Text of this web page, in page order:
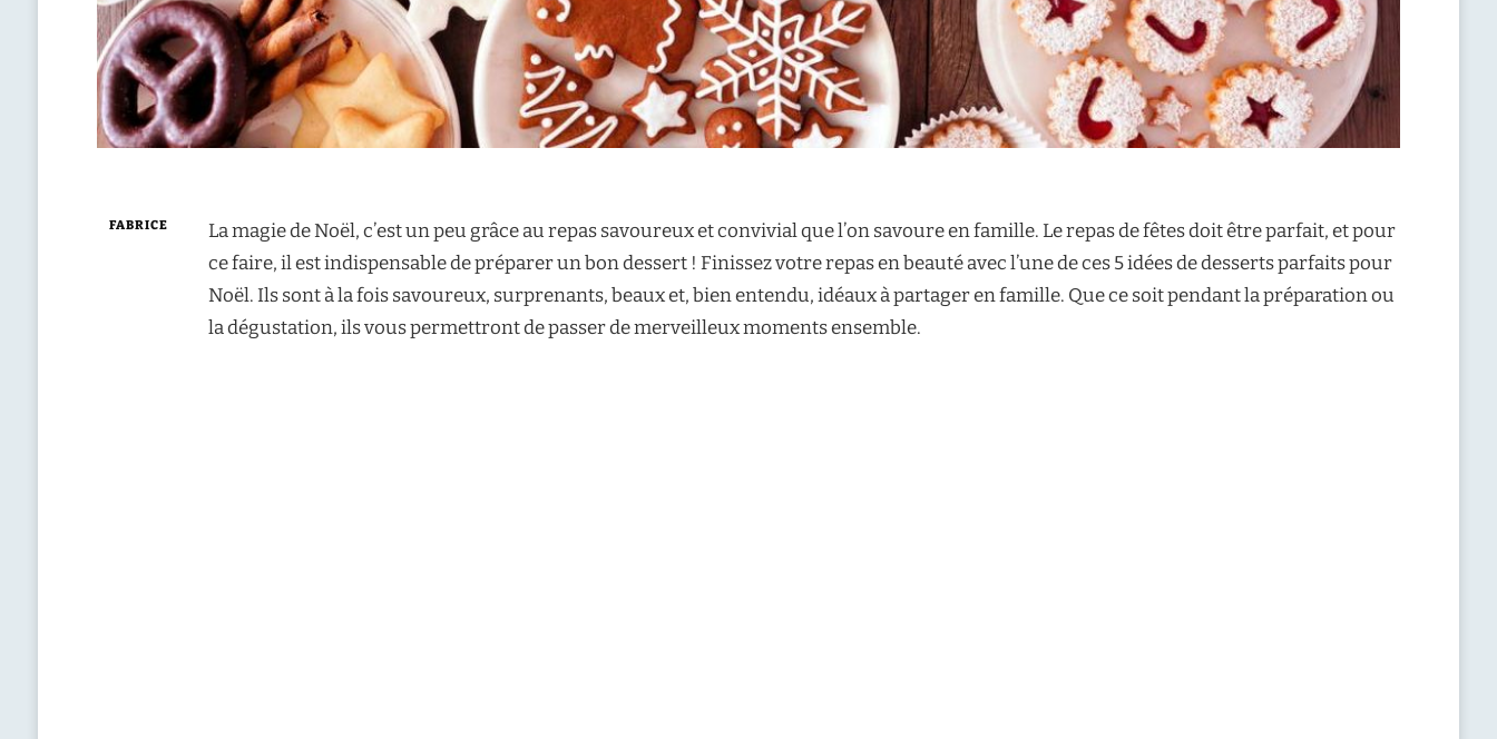
FABRICE
La magie de Noël, c’est un peu grâce au repas savoureux et convivial que l’on savoure en famille. Le repas de fêtes doit être parfait, et pour
ce faire, il est indispensable de préparer un bon dessert ! Finissez votre repas en beauté avec l’une de ces 5 idées de desserts parfaits pour
Noël. Ils sont à la fois savoureux, surprenants, beaux et, bien entendu, idéaux à partager en famille. Que ce soit pendant la préparation ou
la dégustation, ils vous permettront de passer de merveilleux moments ensemble.